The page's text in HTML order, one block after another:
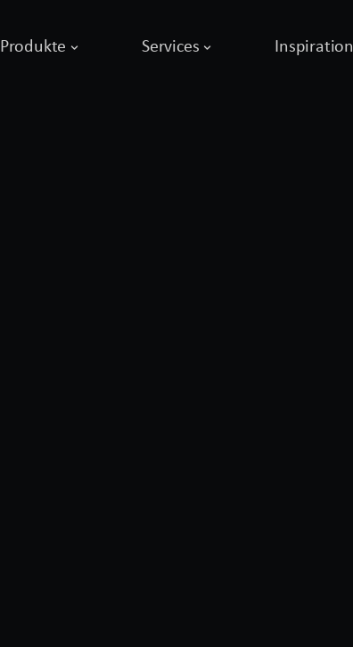
Produkte Services Inspiration